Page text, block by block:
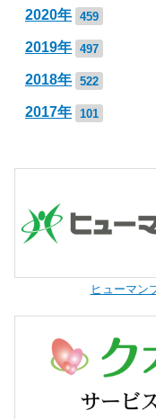
2020年 459
2019年 497
2018年 522
2017年 101
ヒューマン